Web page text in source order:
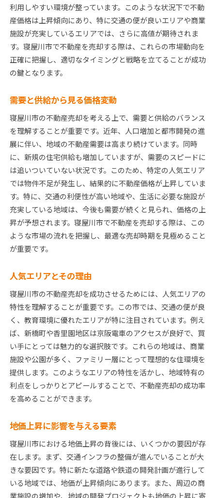
利用しやすい環境が整っています。このような状況下で不動
産価格は上昇傾向にあり、特に交通の便が良いエリアや商業
施設が充実しているエリアでは、さらに高値が期待されま
す。寝屋川市で不動産を売却する際は、これらの市場動向を
正確に把握し、適切なタイミングと戦略を立てることが成功
の鍵となります。
需要と供給から見る価格変動
寝屋川市の不動産売却を考える上で、需要と供給のバランス
を理解することが重要です。近年、人口増加と都市開発の進
展に伴い、地域の不動産需要は高まり続けています。同時
に、新規の住宅供給も増加していますが、需要のスピードに
は追いついていない状況です。このため、特定の人気エリア
では物件不足が発生し、結果的に不動産価格が上昇していま
す。特に、交通の利便性が高い地域や、生活に必要な施設が
充実している地域は、今後も需要が続くと見られ、価格の上
昇が予想されます。寝屋川市で不動産を売却する際は、この
ような市場の流れを把握し、最適な売却時期を見極めること
が重要です。
人気エリアとその理由
寝屋川市の不動産売却を成功させるためには、人気エリアの
特性を理解することが重要です。この市では、交通の便が良
く、教育環境に優れたエリアが特に注目されています。例え
ば、新橋町や香里園地区は京阪電車のアクセスが良好で、買
い手にとっては魅力的な選択肢です。これらの地域は、商業
施設や公園が多く、ファミリー層にとって理想的な住環境を
提供します。このようなエリアの特性を活かし、地域特有の
利点をしっかりとアピールすることで、不動産売却の成功率
を高めることができます。
地価上昇に影響を与える要素
寝屋川市における地価上昇の背後には、いくつかの要因が存
在します。まず、交通インフラの整備が進んでいることが大
きな要因です。特に新たな道路や鉄道の開発計画が進行して
いる地域では、地価が上昇傾向にあります。また、周辺の商
業施設の増加や、地域の開発プロジェクトも地価の上昇に寄